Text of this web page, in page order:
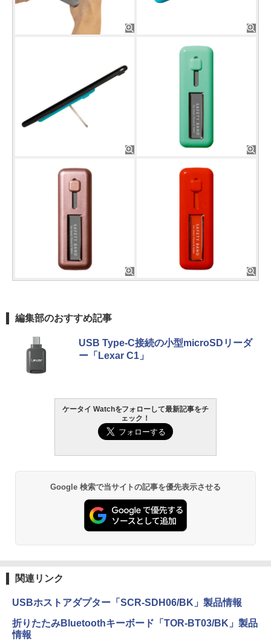
編集部のおすすめ記事
USB Type-C接続の小型microSDリーダ
ー「Lexar C1」
ケータイ Watchをフォローして最新記事をチ
ェック！
Google 検索で当サイトの記事を優先表示させる
関連リンク
USBホストアダプター「SCR-SDH06/BK」製品情報
折りたたみBluetoothキーボード「TOR-BT03/BK」製品
情報